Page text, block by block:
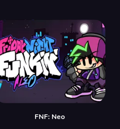
FNF: Neo